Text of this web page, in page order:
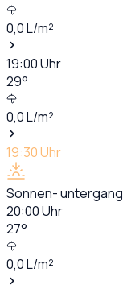
0,0L/m²
19:00Uhr
29°
0,0L/m²
19:30Uhr
Sonnen- untergang
20:00Uhr
27°
0,0L/m²